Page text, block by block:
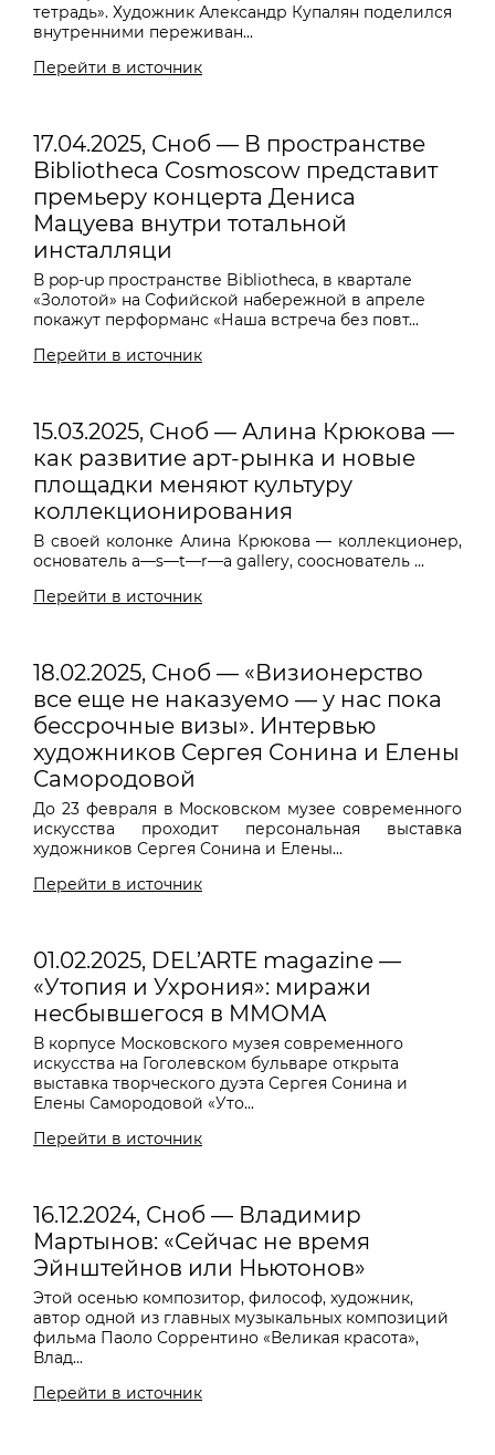
тетрадь». Художник Александр Купалян поделился
внутренними переживан...
Перейти в источник
17.04.2025, Сноб — В пространстве
Bibliotheca Cosmoscow представит
премьеру концерта Дениса
Мацуева внутри тотальной
инсталляци
В pop-up пространстве Bibliotheca, в квартале
«Золотой» на Софийской набережной в апреле
покажут перформанс «Наша встреча без повт...
Перейти в источник
15.03.2025, Сноб — Алина Крюкова —
как развитие арт-рынка и новые
площадки меняют культуру
коллекционирования
В своей колонке Алина Крюкова — коллекционер,
основатель a—s—t—r—a gallery, сооснователь ...
Перейти в источник
18.02.2025, Сноб — «Визионерство
все еще не наказуемо — у нас пока
бессрочные визы». Интервью
художников Сергея Сонина и Елены
Самородовой
До 23 февраля в Московском музее современного
искусства проходит персональная выставка
художников Сергея Сонина и Елены...
Перейти в источник
01.02.2025, DEL’ARTE magazine —
«Утопия и Ухрония»: миражи
несбывшегося в MMOMA
В корпусе Московского музея современного
искусства на Гоголевском бульваре открыта
выставка творческого дуэта Сергея Сонина и
Елены Самородовой «Уто...
Перейти в источник
16.12.2024, Сноб — Владимир
Мартынов: «Сейчас не время
Эйнштейнов или Ньютонов»
Этой осенью композитор, философ, художник,
автор одной из главных музыкальных композиций
фильма Паоло Соррентино «Великая красота»,
Влад...
Перейти в источник